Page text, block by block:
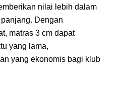
nilai lebih dalam
Dengan
matras 3 cm dapat
yang lama,
yang ekonomis bagi klub